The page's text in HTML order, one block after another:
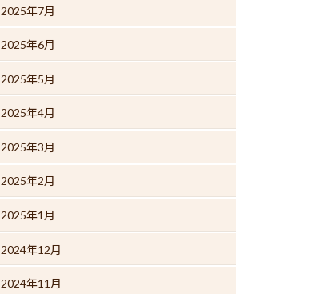
2025年7月
2025年6月
2025年5月
2025年4月
2025年3月
2025年2月
2025年1月
2024年12月
2024年11月